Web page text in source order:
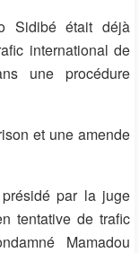
Sidibé était déjà
international de
une procédure
et une amende
par la juge
tentative de trafic
Mamadou